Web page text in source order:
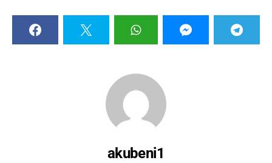
akubeni1